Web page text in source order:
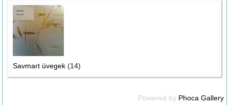
Savmart üvegek (14)
Powered by Phoca Gallery